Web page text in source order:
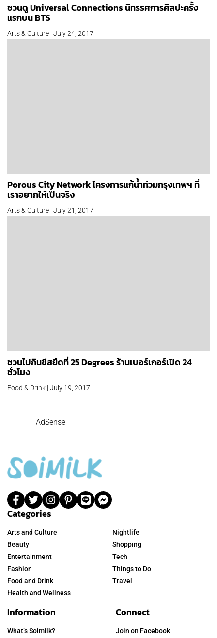
ชวนดู Universal Connections นิทรรศการศิลปะครั้ง
แรกบน BTS
Arts & Culture | July 24, 2017
Porous City Network โครงการแก้น้ำท่วมกรุงเทพฯ ที่
เราอยากให้เป็นจริง
Arts & Culture | July 21, 2017
ชวนไปกินชีสยืดที่ 25 Degrees ร้านเบอร์เกอร์เปิด 24
ชั่วโมง
Food & Drink | July 19, 2017
AdSense
Categories
Arts and Culture
Beauty
Entertainment
Fashion
Food and Drink
Health and Wellness
Nightlife
Shopping
Tech
Things to Do
Travel
Information
What’s Soimilk?
Connect
Join on Facebook